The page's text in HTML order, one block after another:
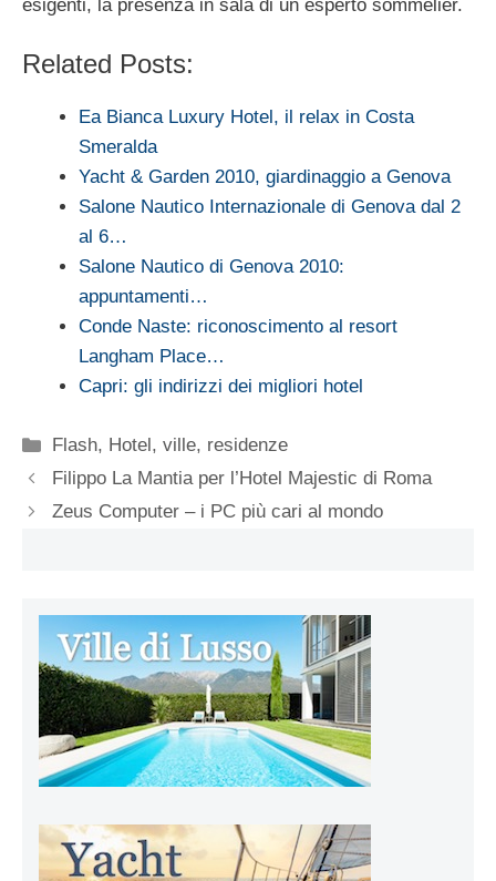
esigenti, la presenza in sala di un esperto sommelier.
Related Posts:
Ea Bianca Luxury Hotel, il relax in Costa
Smeralda
Yacht & Garden 2010, giardinaggio a Genova
Salone Nautico Internazionale di Genova dal 2
al 6…
Salone Nautico di Genova 2010:
appuntamenti…
Conde Naste: riconoscimento al resort
Langham Place…
Capri: gli indirizzi dei migliori hotel
Categorie
Flash, Hotel, ville, residenze
Filippo La Mantia per l’Hotel Majestic di Roma
Zeus Computer – i PC più cari al mondo